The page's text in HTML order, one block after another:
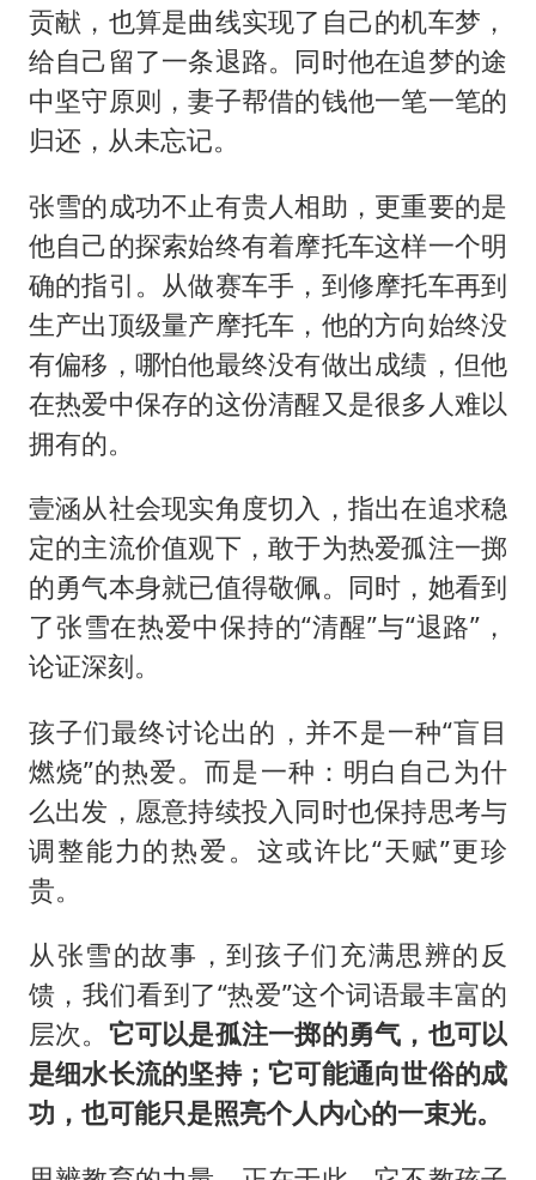
贡献，也算是曲线实现了自己的机车梦，
给自己留了一条退路。同时他在追梦的途
中坚守原则，妻子帮借的钱他一笔一笔的
归还，从未忘记。
张雪的成功不止有贵人相助，更重要的是
他自己的探索始终有着摩托车这样一个明
确的指引。从做赛车手，到修摩托车再到
生产出顶级量产摩托车，他的方向始终没
有偏移，哪怕他最终没有做出成绩，但他
在热爱中保存的这份清醒又是很多人难以
拥有的。
壹涵从社会现实角度切入，指出在追求稳
定的主流价值观下，敢于为热爱孤注一掷
的勇气本身就已值得敬佩。同时，她看到
了张雪在热爱中保持的“清醒”与“退路”，
论证深刻。
孩子们最终讨论出的，并不是一种“盲目
燃烧”的热爱。而是一种：明白自己为什
么出发，愿意持续投入同时也保持思考与
调整能力的热爱。这或许比“天赋”更珍
贵。
从张雪的故事，到孩子们充满思辨的反
馈，我们看到了“热爱”这个词语最丰富的
层次。 它可以是孤注一掷的勇气，也可以
是细水长流的坚持；它可能通向世俗的成
功，也可能只是照亮个人内心的一束光。